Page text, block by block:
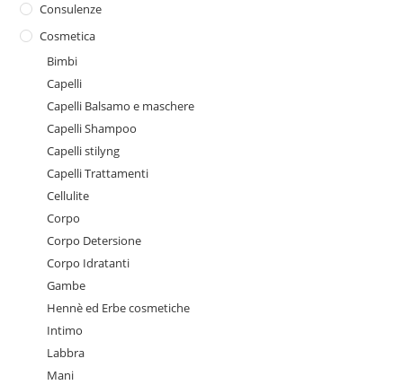
Consulenze
Cosmetica
Bimbi
Capelli
Capelli Balsamo e maschere
Capelli Shampoo
Capelli stilyng
Capelli Trattamenti
Cellulite
Corpo
Corpo Detersione
Corpo Idratanti
Gambe
Hennè ed Erbe cosmetiche
Intimo
Labbra
Mani